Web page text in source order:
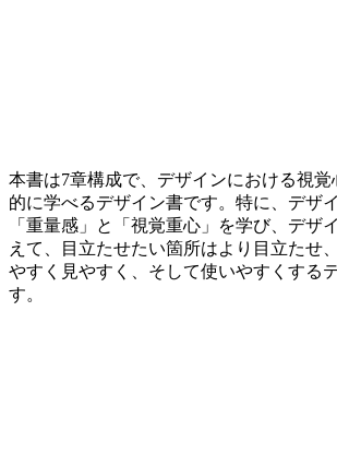
本書は7章構成で、デザインにおける視
的に学べるデザイン書です。特に、デザ
「重量感」と「視覚重心」を学び、デザ
えて、目立たせたい箇所はより目立たせ
やすく見やすく、そして使いやすくする
す。